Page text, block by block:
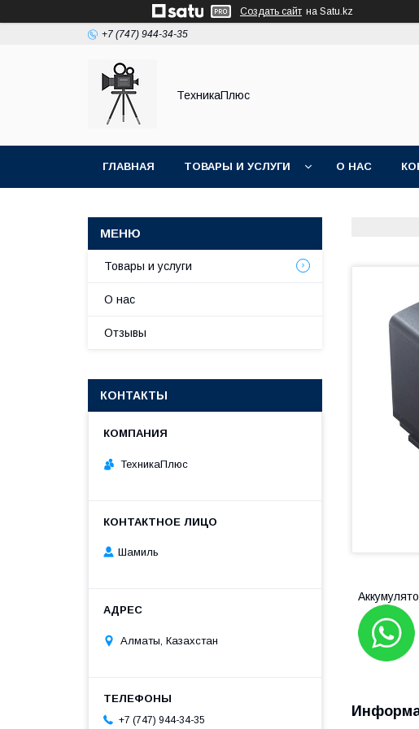
Создать сайт на Satu.kz
+7 (747) 944-34-35
ТехникаПлюс
ГЛАВНАЯ ТОВАРЫ И УСЛУГИ О НАС
Товары и услуги
О нас
Отзывы
КОНТАКТЫ
ТехникаПлюс
Шамиль
Алматы, Казахстан
+7 (747) 944-34-35